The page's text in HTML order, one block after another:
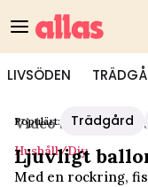
LIVSÖDEN
Populärt: Trädgård
Video Start/
Hushåll/diy
Ljuvligt
Med en rockring,